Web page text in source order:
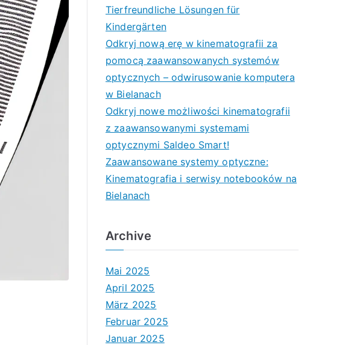
Tierfreundliche Lösungen für
Kindergärten
Odkryj nową erę w kinematografii za
pomocą zaawansowanych systemów
optycznych – odwirusowanie komputera
w Bielanach
Odkryj nowe możliwości kinematografii
z zaawansowanymi systemami
optycznymi Saldeo Smart!
Zaawansowane systemy optyczne:
Kinematografia i serwisy notebooków na
Bielanach
Archive
Mai 2025
April 2025
März 2025
Februar 2025
Januar 2025